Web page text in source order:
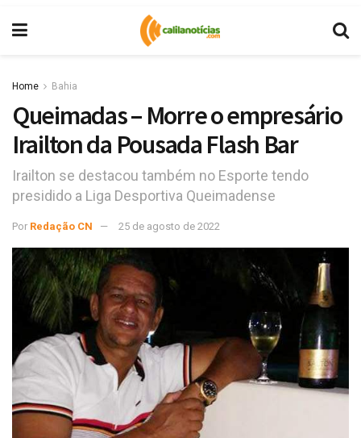
Home Bahia
Queimadas – Morre o empresário
Irailton da Pousada Flash Bar
Irailton se destacou também no Esporte tendo
presidido a Liga Desportiva Queimadense
Por Redação CN 25 de agosto de 2022